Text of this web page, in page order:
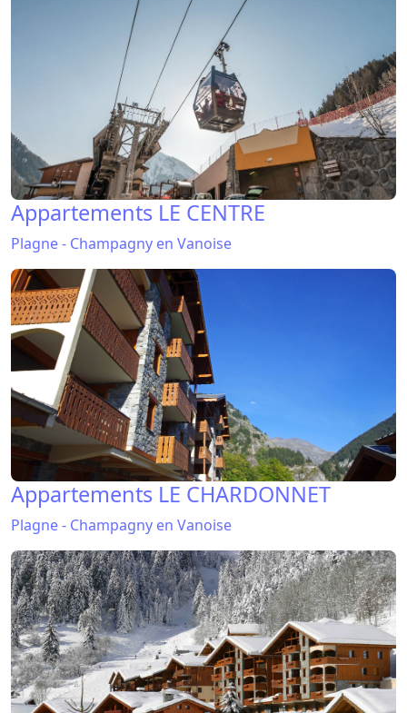
Appartements LE CENTRE
Plagne - Champagny en Vanoise
Appartements LE CHARDONNET
Plagne - Champagny en Vanoise